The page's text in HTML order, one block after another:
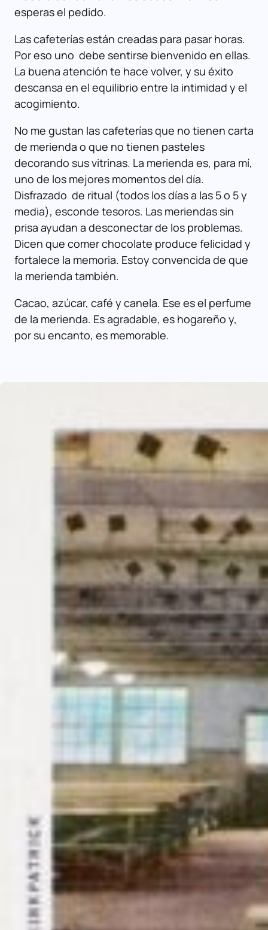
esperas el pedido.
Las cafeterías están creadas para pasar horas.
Por eso uno debe sentirse bienvenido en ellas.
La buena atención te hace volver, y su éxito
descansa en el equilibrio entre la intimidad y el
acogimiento.
No me gustan las cafeterías que no tienen carta
de merienda o que no tienen pasteles
decorando sus vitrinas. La merienda es, para mí,
uno de los mejores momentos del día.
Disfrazado de ritual (todos los días a las 5 o 5 y
media), esconde tesoros. Las meriendas sin
prisa ayudan a desconectar de los problemas.
Dicen que comer chocolate produce felicidad y
fortalece la memoria. Estoy convencida de que
la merienda también.
Cacao, azúcar, café y canela. Ese es el perfume
de la merienda. Es agradable, es hogareño y,
por su encanto, es memorable.